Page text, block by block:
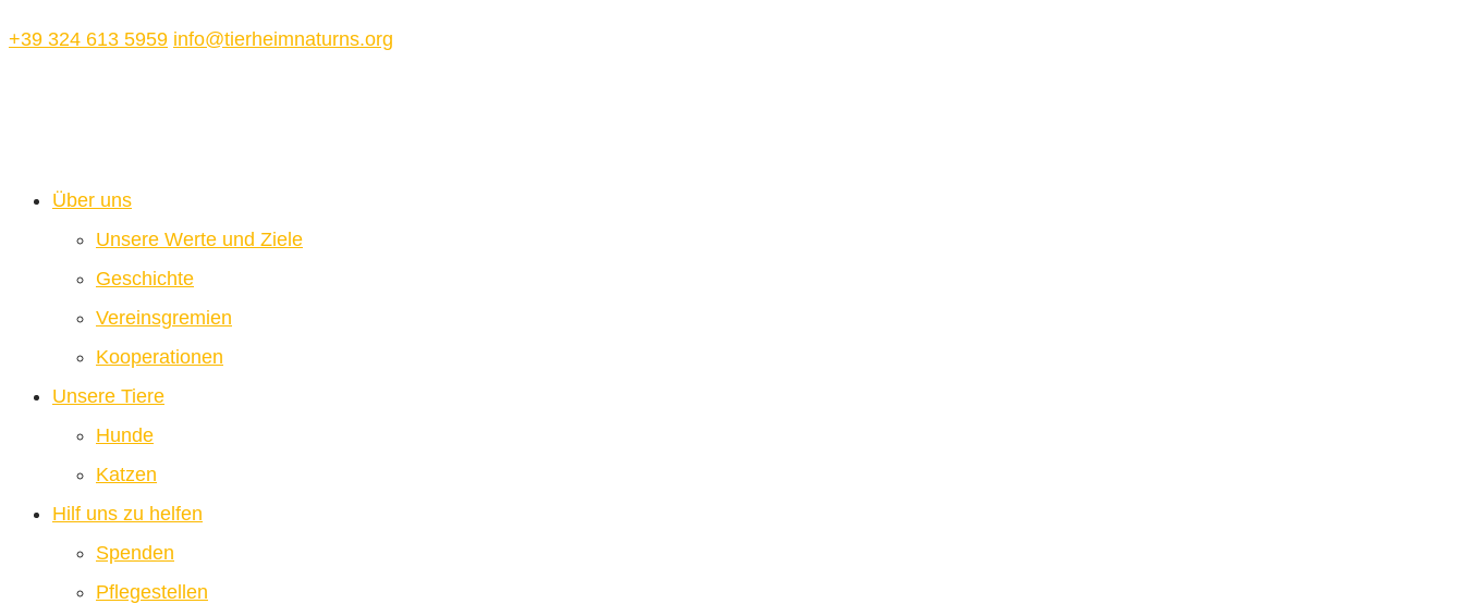
+39 324 613 5959 info@tierheimnaturns.org
Über uns
Unsere Werte und Ziele
Geschichte
Vereinsgremien
Kooperationen
Unsere Tiere
Hunde
Katzen
Hilf uns zu helfen
Spenden
Pflegestellen